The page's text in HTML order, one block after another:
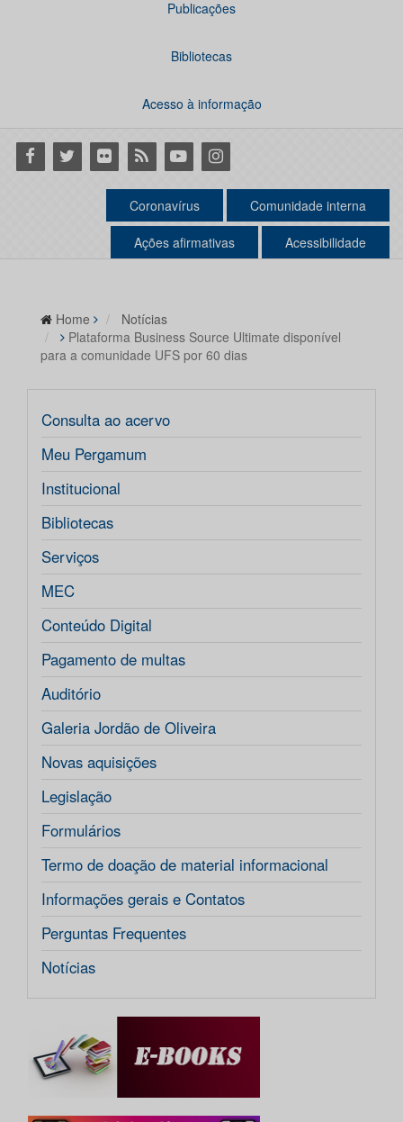
Publicações
Bibliotecas
Acesso à informação
Facebook
Twitter Flickr RSS YoutubeInstagram
Coronavírus Comunidade interna
Ações afirmativas Acessibilidade
Home
Notícias
Plataforma Business Source Ultimate disponível
para a comunidade UFS por 60 dias
Consulta ao acervo
Meu Pergamum
Institucional
Bibliotecas
Serviços
MEC
Conteúdo Digital
Pagamento de multas
Auditório
Galeria Jordão de Oliveira
Novas aquisições
Legislação
Formulários
Termo de doação de material informacional
Informações gerais e Contatos
Perguntas Frequentes
Notícias